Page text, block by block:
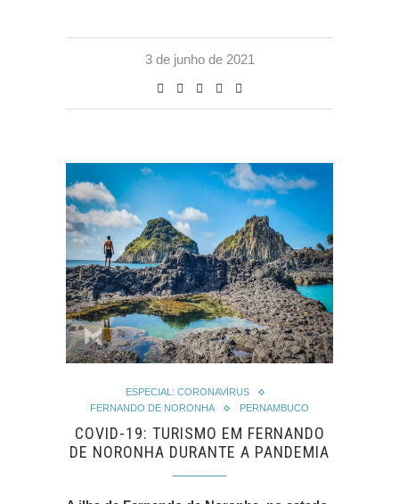
3 de junho de 2021
ESPECIAL: CORONAVÍRUS
FERNANDO DE NORONHA
PERNAMBUCO
COVID-19: TURISMO EM FERNANDO
DE NORONHA DURANTE A PANDEMIA